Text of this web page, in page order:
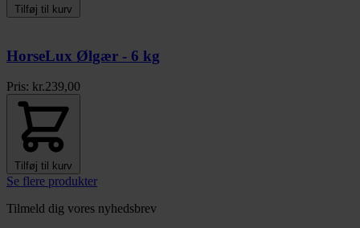
Tilføj til kurv
HorseLux Ølgær - 6 kg
Pris: kr.239,00
Tilføj til kurv
Se flere produkter
Tilmeld dig vores nyhedsbrev